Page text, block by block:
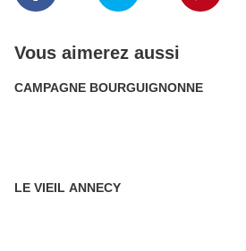
Vous aimerez aussi
CAMPAGNE BOURGUIGNONNE
LE VIEIL ANNECY